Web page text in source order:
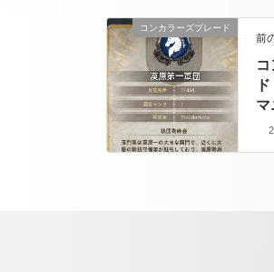
コンカラーズブレード
前